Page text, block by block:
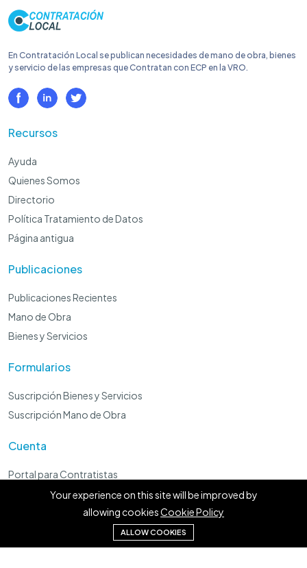
En Contratación Local se publican necesidades de mano de obra, bienes
y servicio de las empresas que Contratan con ECP en la VRO.
Recursos
Ayuda
Quienes Somos
Directorio
Política Tratamiento de Datos
Página antigua
Publicaciones
Publicaciones Recientes
Mano de Obra
Bienes y Servicios
Formularios
Suscripción Bienes y Servicios
Suscripción Mano de Obra
Cuenta
Portal para Contratistas
Panel Administrador
Your experience on this site will be improved by
allowing cookiesCookie Policy
ALLOW COOKIES
Preguntale a Lorenzo Local